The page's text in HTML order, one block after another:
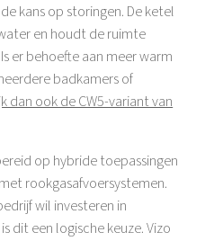
kans op storingen. De ketel
en houdt de ruimte
er behoefte aan meer warm
badkamers of
dan ook de CW5-variant van
op hybride toepassingen
rookgasafvoersystemen.
wil investeren in
dit een logische keuze. Vizo